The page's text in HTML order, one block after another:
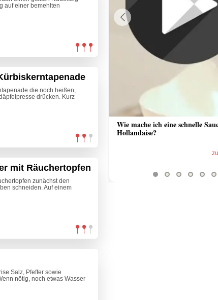
auf einer bemehlten
die noch heißen,
drücken. Kurz
mit Räuchertopfen
zunächst den
schneiden. Auf einem
Salz, Pfeffer sowie
nötig, noch etwas Wasser
Wie mache ich eine schnelle
Hollandaise?
Previous